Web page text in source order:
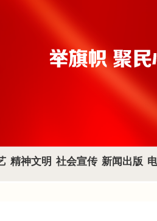
精神文明 社会宣传 新闻出版